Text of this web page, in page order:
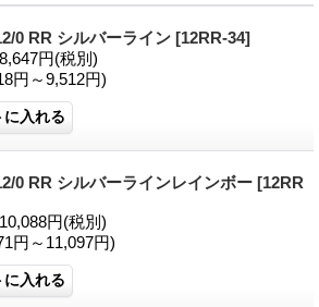
0 RR シルバーライン [12RR-34]
円(税別)
円～9,512円)
0 RR シルバーラインレインボー [12RR
円(税別)
円～11,097円)